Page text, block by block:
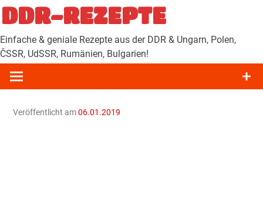
Zum
Inhalt
springen
DDR-REZEPTE
Einfache & geniale Rezepte aus der DDR & Ungarn, Polen,
ČSSR, UdSSR, Rumänien, Bulgarien!
Veröffentlicht am06.01.2019